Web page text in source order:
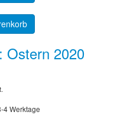
Ostern 2020
4 Werktage